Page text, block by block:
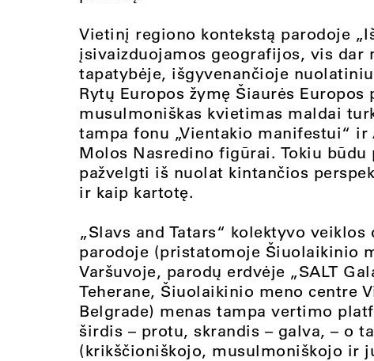
Vietinį regiono kontekstą parodoje
įsivaizduojamos geografijos, vis dar
tapatybėje, išgyvenančioje
Rytų Europos žymę Šiaurės Europos
musulmoniškas kvietimas maldai
tampa fonu „Vientakio manifestui“
Molos Nasredino figūrai. Tokiu
pažvelgti iš nuolat kintančios
ir kaip kartotę.
„Slavs and Tatars“ kolektyvo
parodoje (pristatomoje Šiuolaikinio
Varšuvoje, parodų erdvėje „SALT
Teherane, Šiuolaikinio meno centre
Belgrade) menas tampa vertimo
širdis – protu, skrandis – galva, – o
(krikščioniškojo, musulmoniškojo ir